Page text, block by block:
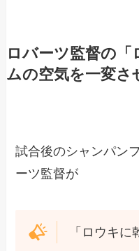
ロバーツ監督の
ムの空気を一変さ
試合後のシャンパン
ーツ監督が
「ロウキに